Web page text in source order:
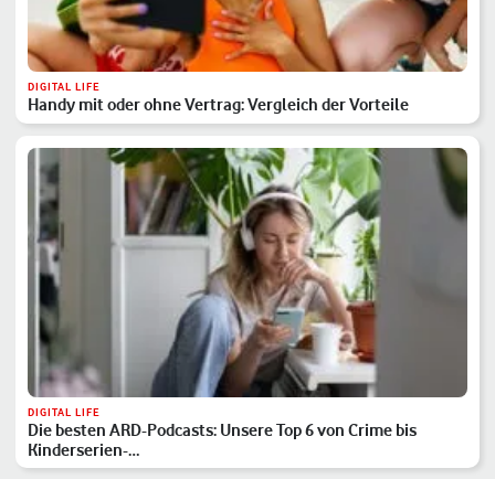
DIGITAL LIFE
Handy mit oder ohne Vertrag: Vergleich der Vorteile
DIGITAL LIFE
Die besten ARD-Podcasts: Unsere Top 6 von Crime bis
Kinderserien-…